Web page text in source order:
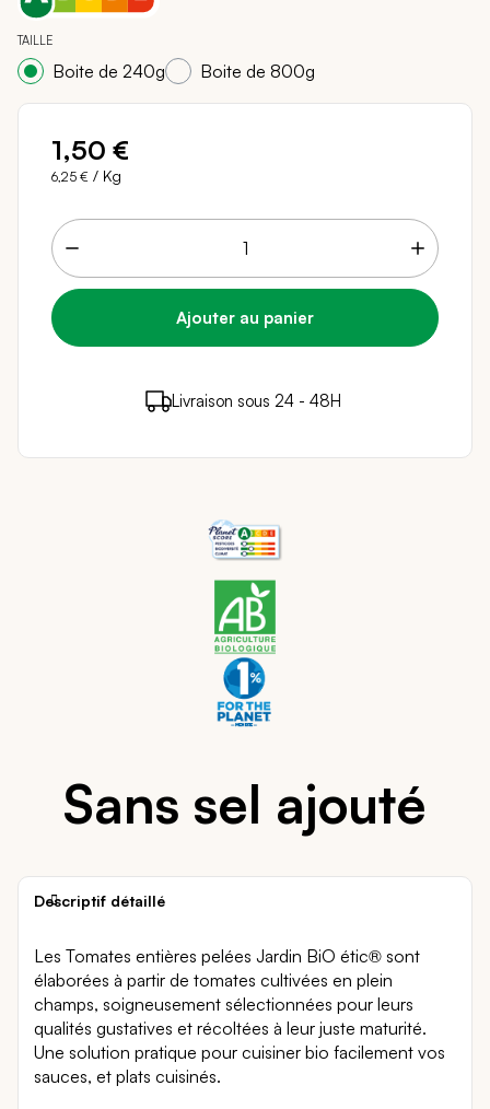
TAILLE
Boite de 240g Boite de 800g
1,50 €
6,25 € / Kg
1 points de fidélité ( 0,02 € en achetant ce
Livraison sous 24 - 48H
Paiement sécurisé
Sans sel ajouté
Descriptif détaillé
Les Tomates entières pelées Jardin BiO étic® sont
élaborées à partir de tomates cultivées en plein
champs, soigneusement sélectionnées pour leurs
qualités gustatives et récoltées à leur juste maturité.
Une solution pratique pour cuisiner bio facilement vos
sauces, et plats cuisinés.